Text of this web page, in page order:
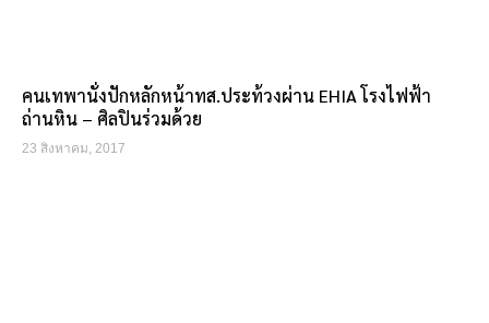
คนเทพานั่งปักหลักหน้าทส.ประท้วงผ่าน EHIA โรงไฟฟ้า
ถ่านหิน – ศิลปินร่วมด้วย
23 สิงหาคม, 2017